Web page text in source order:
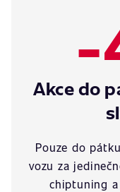
-
Akce do
Pouze do
vozu za
chiptuning